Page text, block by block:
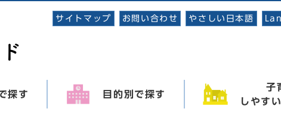
サイトマップ お問い合わせ やさしい日本語
探す 目的別で探す
子
しやす